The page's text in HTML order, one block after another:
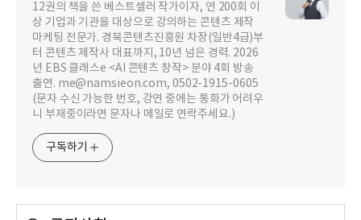
12권의 책을 쓴 베스트셀러 작가이자, 연 200회 이
상 기업과 기관을 대상으로 강의하는 콘텐츠 제작
마케팅 전문가. 경북콘텐츠진흥원 차장(일반4급)부
터 콘텐츠 제작사 대표까지, 10년 넘은 경력. 2026
년 EBS 클래스e <AI 콘텐츠 창작> 분야 4회 방송
출연. me@namsieon.com, 0502-1915-0605
(문자 수신 가능한 번호, 강연 중에는 통화가 어려우
니 부재중이라면 문자나 메일로 연락주세요.)
구독하기